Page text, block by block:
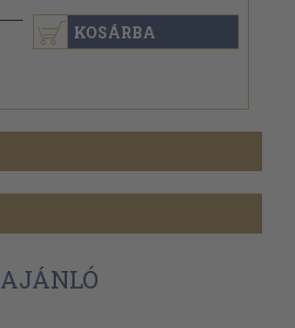
KOSÁRBA
AJÁNLÓ